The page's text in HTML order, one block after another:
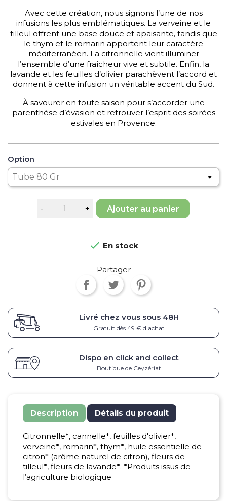
Avec cette création, nous signons l’une de nos
infusions les plus emblématiques. La verveine et le
tilleul offrent une base douce et apaisante, tandis que
le thym et le romarin apportent leur caractère
méditerranéen. La citronnelle vient illuminer
l’ensemble d’une fraîcheur vive et subtile. Enfin, la
lavande et les feuilles d’olivier parachèvent l’accord et
donnent à cette infusion un véritable accent du Sud.
À savourer en toute saison pour s’accorder une
parenthèse d’évasion et retrouver l’esprit des soirées
estivales en Provence.
Option
Ajouter au panier
 En stock
Partager
Livré chez vous sous 48H
Gratuit dès 49 € d'achat
Dispo en click and collect
Boutique de Ceyzériat
Description Détails du produit
Citronnelle*, cannelle*, feuilles d'olivier*,
verveine*, romarin*, thym*, huile essentielle de
citron* (arôme naturel de citron), fleurs de
tilleul*, fleurs de lavande*. *Produits issus de
l’agriculture biologique